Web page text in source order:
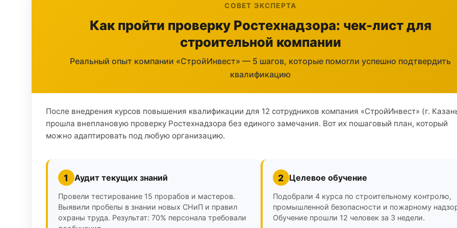
СОВЕТ ЭКСПЕРТА
Как пройти проверку Ростехнадзора: чек-лист для
строительной компании
Реальный опыт компании «СтройИнвест» — 5 шагов, которые помогли успешно подтвердить
квалификацию
После внедрения курсов повышения квалификации для 12 сотрудников компания «СтройИнвест» (г.
прошла внеплановую проверку Ростехнадзора без единого замечания. Вот их пошаговый план, который
можно адаптировать под любую организацию.
1 Аудит текущих знаний
Провели тестирование 15 прорабов и мастеров.
Выявили пробелы в знании новых СНиП и правил
охраны труда. Результат: 70% персонала требовали
2 Целевое обучение
Подобрали 4 курса по строительному контролю,
промышленной безопасности и пожарному
Обучение прошли 12 человек за 3 недели.